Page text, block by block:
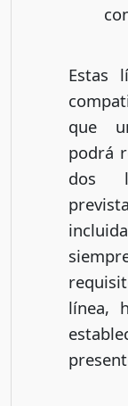
Estas
que
podrá
dos
línea,